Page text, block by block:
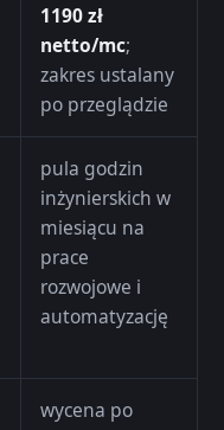
1190 zł
netto/mc;
zakres ustalany
po przeglądzie
pula godzin
inżynierskich w
miesiącu na
prace
rozwojowe i
automatyzację
wycena po